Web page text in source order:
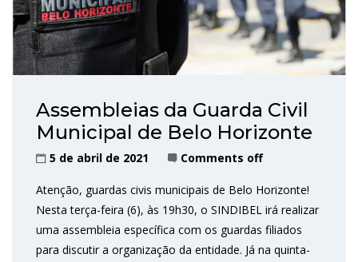
Assembleias da Guarda Civil
Municipal de Belo Horizonte
5 de abril de 2021 Comments off
Atenção, guardas civis municipais de Belo Horizonte!
Nesta terça-feira (6), às 19h30, o SINDIBEL irá realizar
uma assembleia específica com os guardas filiados
para discutir a organização da entidade. Já na quinta-